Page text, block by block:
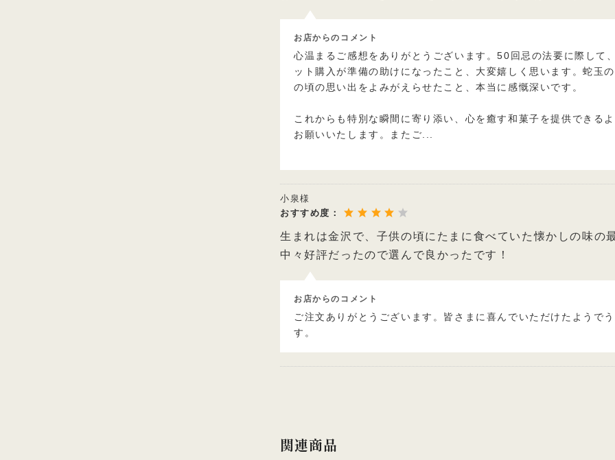
お店からのコメント
心温まるご感想をありがとうございます。50回忌の法要に際して
ット購入が準備の助けになったこと、大変嬉しく思います。蛇玉
の頃の思い出をよみがえらせたこと、本当に感慨深いです。
これからも特別な瞬間に寄り添い、心を癒す和菓子を提供できる
お願いいたします。またご
小泉様
おすすめ度：
生まれは金沢で、子供の頃にたまに食べていた懐かしの味の
中々好評だったので選んで良かったです！
お店からのコメント
ご注文ありがとうございます。皆さまに喜んでいただけたようで
す。
関連商品